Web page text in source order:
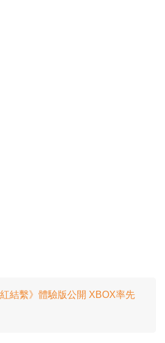
結繫》體驗版公開 XBOX率先